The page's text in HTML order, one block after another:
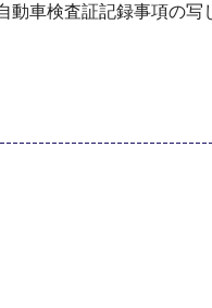
車検査証記録事項の